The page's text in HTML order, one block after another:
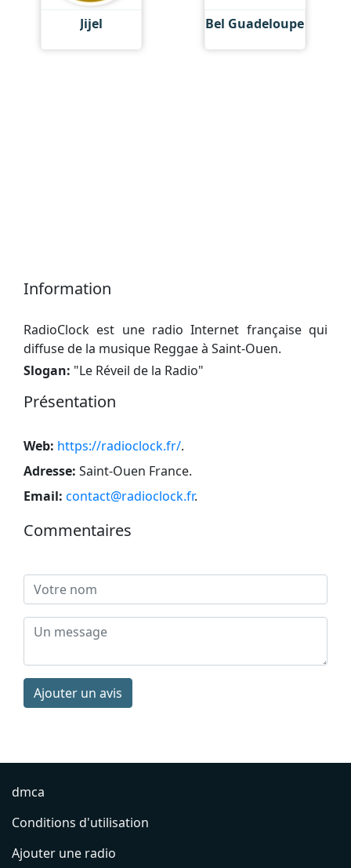
Jijel Bel Guadeloupe
Information
RadioClock est une radio Internet française qui
diffuse de la musique Reggae à Saint-Ouen.
Slogan: "Le Réveil de la Radio"
Présentation
Web: https://radioclock.fr/.
Adresse: Saint-Ouen France.
Email: contact@radioclock.fr.
Commentaires
Ajouter un avis
dmca
Conditions d'utilisation
Ajouter une radio